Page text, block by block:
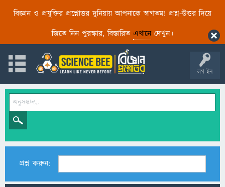
বিজ্ঞান ও প্রযুক্তির প্রশ্নোত্তর দুনিয়ায় আপনাকে স্বাগতম! প্রশ্ন-উত্তর দিয়ে
জিতে নিন পুরস্কার, বিস্তারিত এখানেদেখুন।
লগ ইন
প্রশ্ন করুন: